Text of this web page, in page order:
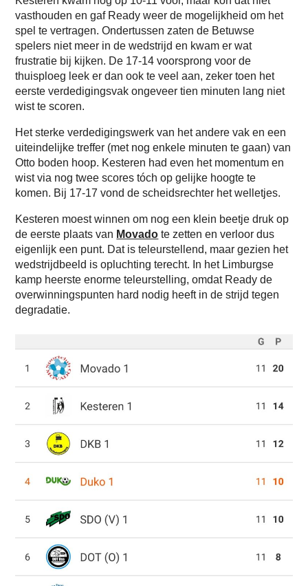
vasthouden en gaf Ready weer de mogelijkheid om het
spel te vertragen. Ondertussen zaten de Betuwse
spelers niet meer in de wedstrijd en kwam er wat
frustratie bij kijken. De 17-14 voorsprong voor de
thuisploeg leek er dan ook te veel aan, zeker toen het
eerste verdedigingsvak ongeveer tien minuten lang niet
wist te scoren.
Het sterke verdedigingswerk van het andere vak en een
uiteindelijke treffer (met nog enkele minuten te gaan) van
Otto boden hoop. Kesteren had even het momentum en
wist via nog twee scores tóch op gelijke hoogte te
komen. Bij 17-17 vond de scheidsrechter het welletjes.
Kesteren moest winnen om nog een klein beetje druk op
de eerste plaats van Movado te zetten en verloor dus
eigenlijk een punt. Dat is teleurstellend, maar gezien het
wedstrijdbeeld is opluchting terecht. In het Limburgse
kamp heerste enorme teleurstelling, omdat Ready de
overwinningspunten hard nodig heeft in de strijd tegen
degradatie.